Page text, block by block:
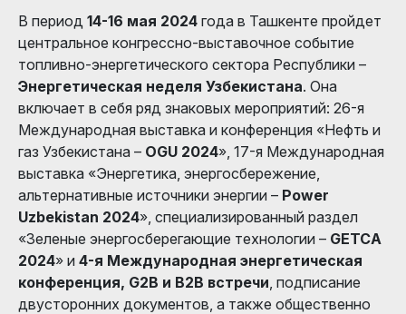
В период 14-16 мая 2024 года в Ташкенте пройдет
центральное конгрессно-выставочное событие
топливно-энергетического сектора Республики –
Энергетическая неделя Узбекистана. Она
включает в себя ряд знаковых мероприятий: 26-я
Международная выставка и конференция «Нефть и
газ Узбекистана – OGU 2024», 17-я Международная
выставка «Энергетика, энергосбережение,
альтернативные источники энергии – Power
Uzbekistan 2024», специализированный раздел
«Зеленые энергосберегающие технологии – GETCA
2024» и 4-я Международная энергетическая
конференция, G2B и В2В встречи , подписание
двусторонних документов, а также общественно